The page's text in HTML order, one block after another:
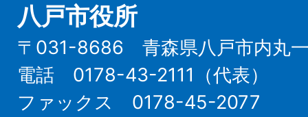
八戸市役所
〒031-8686 青森県八戸市内丸一
電話 0178-43-2111（代表）
ファックス 0178-45-2077